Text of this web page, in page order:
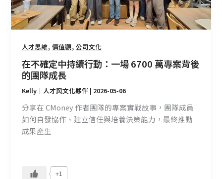
人才思維,價值觀,公司文化
在不確定中持續行動：一場 6700 萬專案背後
的團隊成長
Kelly｜人才與文化夥伴 | 2026-05-06
分享在 CMoney 作者團隊的專案實戰故事，團隊成員
如何自發協作、建立信任與培養決策能力，最終推動
成果產生
+1
行
動：
一
場
6700
萬
專
案
後
的
團